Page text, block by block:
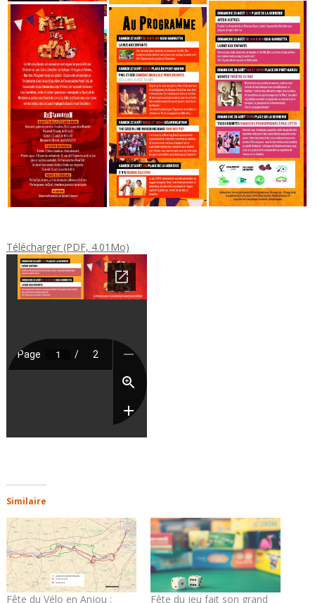
Télécharger (PDF, 4.01Mo)
Similaire
Fête du Vélo en Anjou :
Fête du jeu fait son grand